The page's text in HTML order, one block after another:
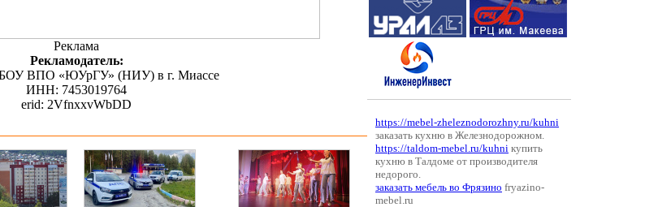
Реклама
Рекламодатель:
ВПО «ЮУрГУ» (НИУ) в г. Миассе
ИНН: 7453019764
erid: 2VfnxxvWbDD
https://mebel-zheleznodorozhny.ru/kuhni
заказать кухню в Железнодорожном.
https://taldom-mebel.ru/kuhni купить
кухню в Талдоме от производителя
недорого.
заказать мебель во Фрязино fryazino-
mebel.ru